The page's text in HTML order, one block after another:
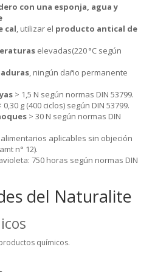
con una esponja, agua y
cal, utilizar el producto antical de
elevadas(220 °C según
, ningún daño permanente
> 1,5 N según normas DIN 53799.
0,30 g (400 ciclos) según DIN 53799.
> 30 N según normas DIN
alimentarios aplicables sin objeción
n° 12).
750 horas según normas DIN
del Naturalite
químicos.